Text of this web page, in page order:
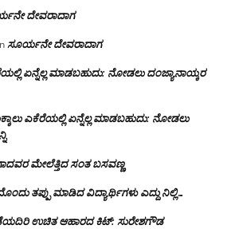
ದೇವರಾದಾಗ
ಸೂರ್ಯನೇ ದೇವರಾದಾಗ
ಏನ್ನೆಲ್ಲ‌ ಮಾಡಬಹುದು: ನೋಡಲು ದಂಜ್ಯಾನಾಯ್ಕರ
ಎಕೆರೆಯಲ್ಲಿ ಏನ್ನೆಲ್ಲ‌ ಮಾಡಬಹುದು: ನೋಡಲು
ಮೇಲೆತ್ತಿದ ಸಂತ ಬಸವಣ್ಣ
ತಪ್ಪು ಮಾಡಿದ ವಿದ್ಯಾರ್ಥಿಗಳು ಎದ್ದು ನಿಲ್ಲಿ…
ಉಚಿತ ಆಹಾರದ ಕಿಟ್: ಸುರೇಶಗೌಡ